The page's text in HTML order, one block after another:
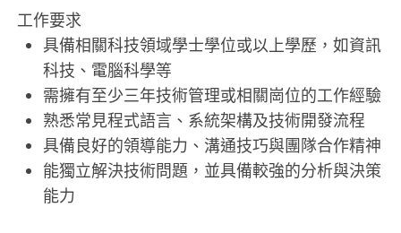
工作要求
具備相關科技領域學士學位或以上學歷，如資訊
科技、電腦科學等
需擁有至少三年技術管理或相關崗位的工作經驗
熟悉常見程式語言、系統架構及技術開發流程
具備良好的領導能力、溝通技巧與團隊合作精神
能獨立解決技術問題，並具備較強的分析與決策
能力